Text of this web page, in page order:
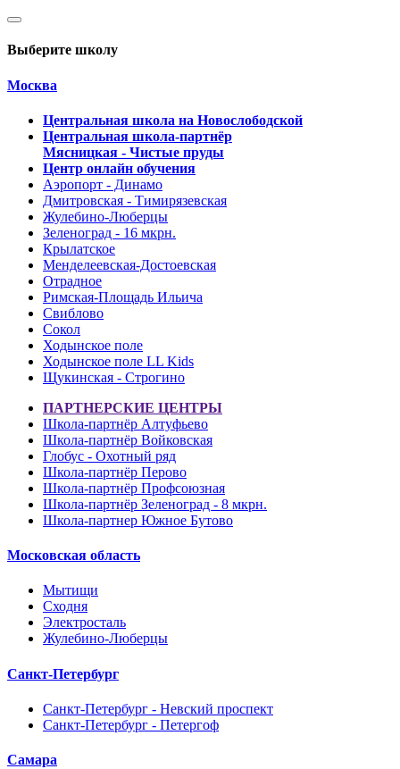
Выберите школу
Москва
Центральная школа на Новослободской
Центральная школа-партнёр
Мясницкая - Чистые пруды
Центр онлайн обучения
Аэропорт - Динамо
Дмитровская - Тимирязевская
Жулебино-Люберцы
Зеленоград - 16 мкрн.
Крылатское
Менделеевская-Достоевская
Отрадное
Римская-Площадь Ильича
Свиблово
Сокол
Ходынское поле
Ходынское поле LL Kids
Щукинская - Строгино
ПАРТНЕРСКИЕ ЦЕНТРЫ
Школа-партнёр Алтуфьево
Школа-партнёр Войковская
Глобус - Охотный ряд
Школа-партнёр Перово
Школа-партнёр Профсоюзная
Школа-партнёр Зеленоград - 8 мкрн.
Школа-партнер Южное Бутово
Московская область
Мытищи
Сходня
Электросталь
Жулебино-Люберцы
Санкт-Петербург
Санкт-Петербург - Невский проспект
Санкт-Петербург - Петергоф
Самара